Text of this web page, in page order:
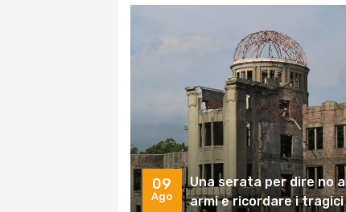
09
Ago
Una serata per dire no
armi e ricordare i tragici